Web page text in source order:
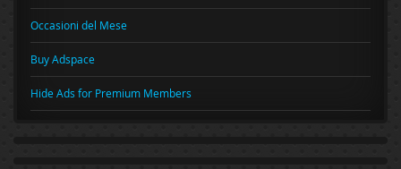
Occasioni del Mese
Buy Adspace
Hide Ads for Premium Members